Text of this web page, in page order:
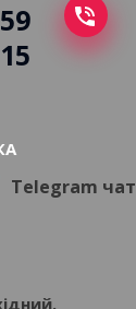
Telegram чат